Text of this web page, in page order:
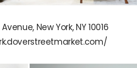
New York, NY 10016